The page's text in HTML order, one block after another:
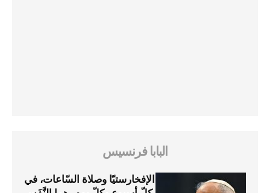
البابا فرنسيس
الإفخارستيّا وصلاة السّاعات، في